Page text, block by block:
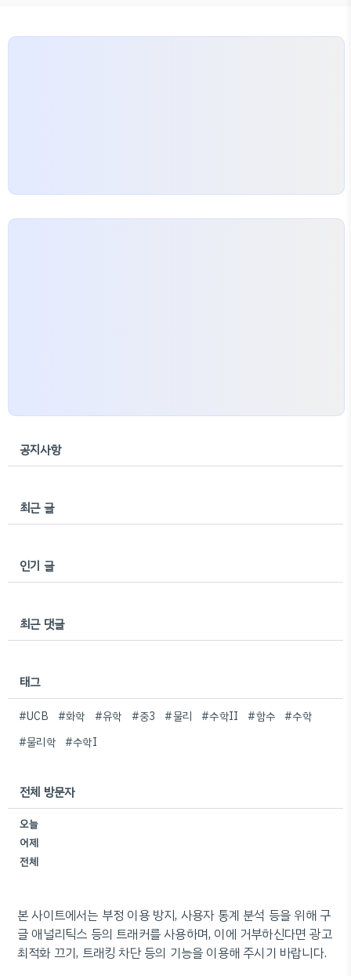
으로 풀어서 설명할 수 있다. 앞으로 약 3~4개의 포스팅을
공지사항
최근 글
인기 글
최근 댓글
태그
#UCB #화학 #유학 #중3 #물리 #수학II #함수 #수학
#물리학 #수학I
전체 방문자
오늘
어제
전체
본 사이트에서는 부정 이용 방지, 사용자 통계 분석 등을 위해 구
글 애널리틱스 등의 트래커를 사용하며, 이에 거부하신다면 광고
최적화 끄기, 트래킹 차단 등의 기능을 이용해 주시기 바랍니다.